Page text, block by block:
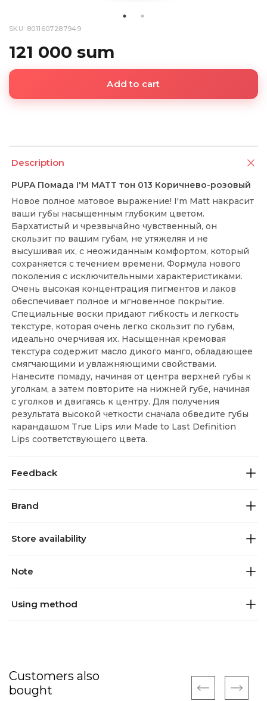
SKU: 8011607287949
121 000 sum
Add to cart
Description
PUPA Помада I'M MATT тон 013 Коричнево-розовый
Новое полное матовое выражение! I'm Matt накрасит
ваши губы насыщенным глубоким цветом.
Бархатистый и чрезвычайно чувственный, он
скользит по вашим губам, не утяжеляя и не
высушивая их, с неожиданным комфортом, который
сохраняется с течением времени. Формула нового
поколения с исключительными характеристиками.
Очень высокая концентрация пигментов и лаков
обеспечивает полное и мгновенное покрытие.
Специальные воски придают гибкость и легкость
текстуре, которая очень легко скользит по губам,
идеально очерчивая их. Насыщенная кремовая
текстура содержит масло дикого манго, обладающее
смягчающими и увлажняющими свойствами.
Нанесите помаду, начиная от центра верхней губы к
уголкам, а затем повторите на нижней губе, начиная
с уголков и двигаясь к центру. Для получения
результата высокой четкости сначала обведите губы
карандашом True Lips или Made to Last Definition
Lips соответствующего цвета.
Feedback
Brand
Store availability
Note
Using method
Customers also
bought